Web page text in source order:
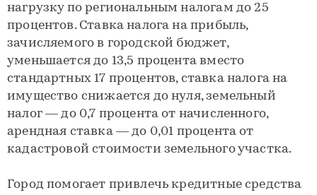
нагрузку по региональным налогам до 25
процентов. Ставка налога на прибыль,
зачисляемого в городской бюджет,
уменьшается до 13,5 процента вместо
стандартных 17 процентов, ставка налога на
имущество снижается до нуля, земельный
налог — до 0,7 процента от начисленного,
арендная ставка — до 0,01 процента от
кадастровой стоимости земельного участка.
Город помогает привлечь кредитные средства